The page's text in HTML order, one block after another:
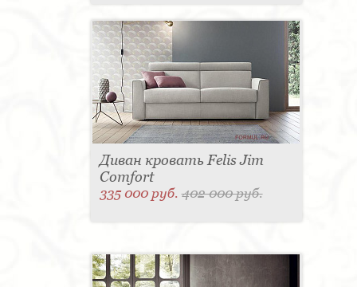
Диван кровать Felis Jim
Comfort
335 000 руб.402 000 руб.